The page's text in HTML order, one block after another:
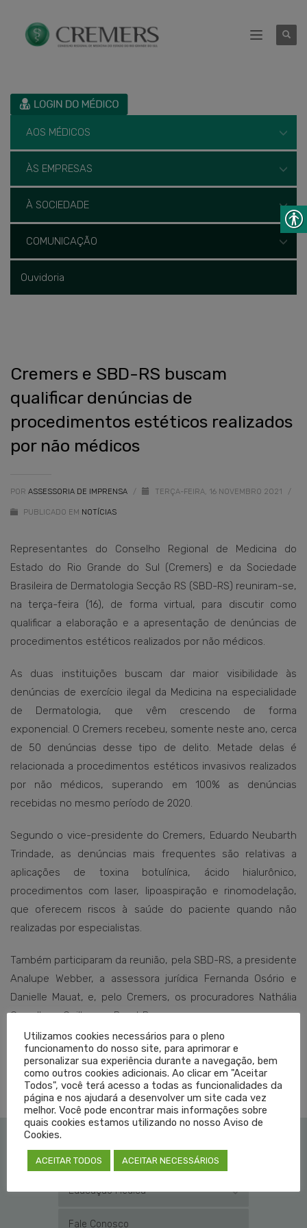
AOS MÉDICOS
ÀS EMPRESAS
À SOCIEDADE
COMUNICAÇÃO
Ouvidoria
Cremers e SBD-RS buscam
qualificar denúncias de
procedimentos estéticos realizados
por não médicos
POR ASSESSORIA DE IMPRENSA / TERÇA-FEIRA, 16 NOVEMBRO 2021 /
PUBLICADO EM NOTÍCIAS
Representantes do Conselho Regional de Medicina do
Estado do Rio Grande do Sul (Cremers) e da Sociedade
Brasileira de Dermatologia Secção RS (SBD-RS) reuniram-se,
na terça-feira (16), de forma virtual, para discutir como
qualificar a elaboração e a apresentação de denúncias de
procedimentos estéticos realizados por não médicos.
As duas instituições buscam dar maior visibilidade às
denúncias de exercício ilegal da Medicina na especialidade
de Dermatologia, que vêm crescendo de forma
exponencial. O Cremers recebeu, somente neste ano, cerca
de 50 denúncias desse tipo de delito. Metade delas é
relacionada a procedimentos estéticos invasivos realizados
por não médicos, superando em 100% as denúncias
recebidas no mesmo período de 2020.
Segundo o vice-presidente do Cremers, Eduardo Neubarth
Trindade, as denúncias mais frequentes são relativas a
aplicações de toxina botulínica, ácido hialurônico,
procedimentos com laser, lipoaspiração e rinomodelação,
que oferecem riscos à saúde do paciente quando não
realizadas por especialistas.
Também participaram da reunião, pela SBD-RS, a presidente
Analupe Webber, a assessora jurídica Fernanda Osório e
Danielle Mauat, e, pelo Cremers, os procuradores Nathália
Carvalho e Guilherme Brust Brun.
TAGGED EM: DERMATOLOGIA RS, EXERCICIO ILEGAL
Institucional
Educação Médica
Fale Conosco
Utilizamos cookies necessários para o pleno
funcionamento do nosso site, para aprimorar e
personalizar sua experiência durante a navegação, bem
como outros cookies adicionais. Ao clicar em "Aceitar
Todos", você terá acesso a todas as funcionalidades da
página e nos ajudará a desenvolver um site cada vez
melhor. Você pode encontrar mais informações sobre
quais cookies estamos utilizando no nosso Aviso de
Cookies.
ACEITAR TODOS ACEITAR NECESSÁRIOS